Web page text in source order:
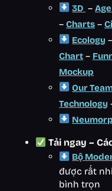
3D –
– Charts –
Ecology –
Chart –
Mockup
Our
Technology
Tải ngay –
Bộ
được rất
bình trọn